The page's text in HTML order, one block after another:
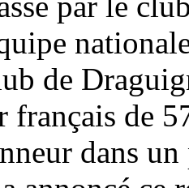
de
français de
dans